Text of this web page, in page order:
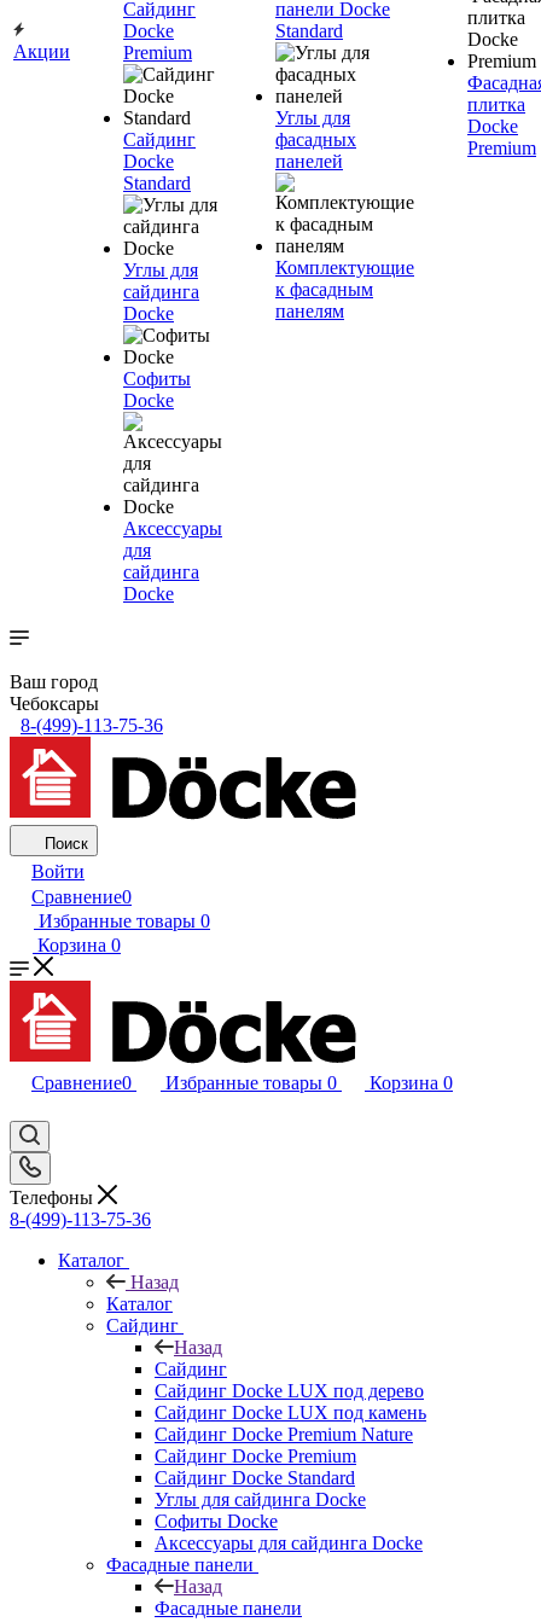
Акции
Сайдинг
Docke
Premium
Сайдинг
Docke
Standard
Углы для
сайдинга
Docke
Софиты
Docke
Аксессуары
для
сайдинга
Docke
панели Docke
Standard
Углы для
фасадных
панелей
Комплектующие
к фасадным
панелям
плитка
Docke
Premium
Ваш город
Чебоксары
8-(499)-113-75-36
Поиск
Войти
Сравнение0
Избранные товары 0
Корзина 0
Сравнение0 Избранные товары 0 Корзина 0
Телефоны
8-(499)-113-75-36
Каталог
Назад
Каталог
Сайдинг
Назад
Сайдинг
Сайдинг Docke LUX под дерево
Сайдинг Docke LUX под камень
Сайдинг Docke Premium Nature
Сайдинг Docke Premium
Сайдинг Docke Standard
Углы для сайдинга Docke
Софиты Docke
Аксессуары для сайдинга Docke
Фасадные панели
Назад
Фасадные панели